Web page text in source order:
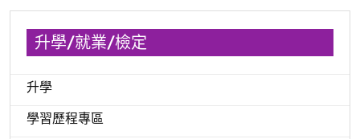
升學/就業/檢定
升學
學習歷程專區